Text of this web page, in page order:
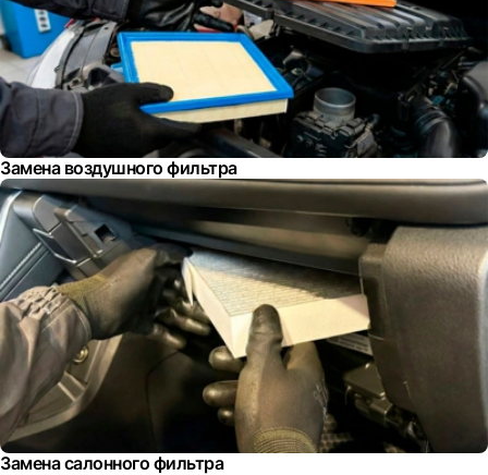
Замена воздушного фильтра
Замена салонного фильтра